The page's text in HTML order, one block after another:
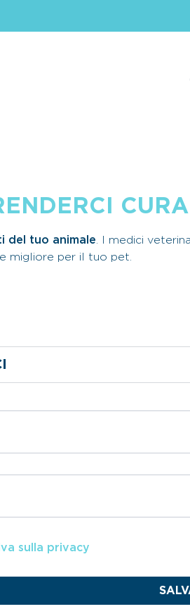
del tuo animale. I medici
migliore per il tuo pet.
sulla privacy